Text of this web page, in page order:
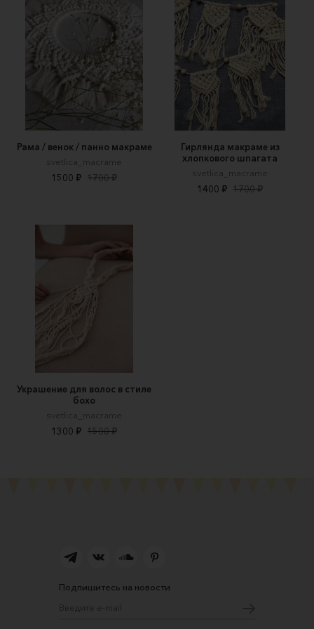
Рама / венок / панно макраме
svetlica_macrame
1500 ₽ 1700 ₽
Гирлянда макраме из
хлопкового шпагата
svetlica_macrame
1400 ₽ 1700 ₽
Украшение для волос в стиле
бохо
svetlica_macrame
1300 ₽ 1500 ₽
Подпишитесь на новости